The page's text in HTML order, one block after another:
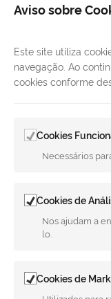
LINKS ÚTEIS
MUNICÍPIO DE
Facebook
Twitter
LinkedIn
Aviso sobre
Este site utiliza
navegação. Ao
cookies conforme
Cookies
Necessários
Cookies de
Nos ajudam a
lo.
Cookies de